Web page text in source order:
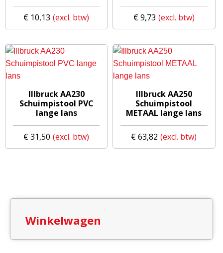
€ 10,13 €9,73
Illbruck AA230
Schuimpistool PVC
lange lans
€31,50
Illbruck AA250
Schuimpistool
METAAL lange lans
€63,82
Winkelwagen